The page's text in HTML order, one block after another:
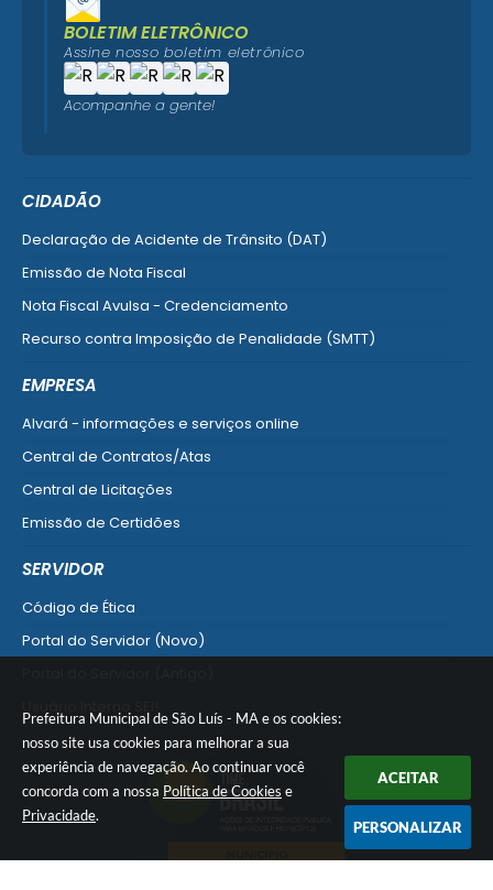
Prefeitura Municipal de São Luís - MA e os cookies:
nosso site usa cookies para melhorar a sua
experiência de navegação. Ao continuar você
concorda com a nossa Política de Cookies e
Privacidade.
ACEITAR
PERSONALIZAR
CIDADÃO
Declaração de Acidente de Trânsito (DAT)
Emissão de Nota Fiscal
Nota Fiscal Avulsa - Credenciamento
Recurso contra Imposição de Penalidade (SMTT)
EMPRESA
Alvará - informações e serviços online
Central de Contratos/Atas
Central de Licitações
Emissão de Certidões
SERVIDOR
Código de Ética
Portal do Servidor (Novo)
SISCON
1doc Legado
Portal do Segurado
BOLETIM ELETRÔNICO
Assine nosso boletim eletrônico
Acompanhe a gente!